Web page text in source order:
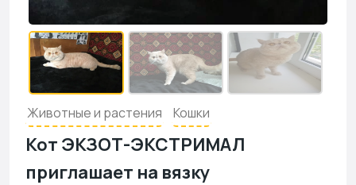
Животные и растения Кошки
Кот ЭКЗОТ-ЭКСТРИМАЛ
приглашает на вязку